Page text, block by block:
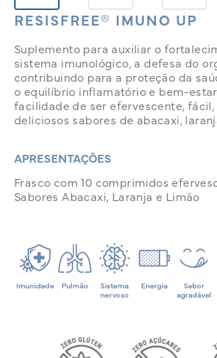
RESISFREE® IMUNO UP
Suplemento para auxiliar o
sistema imunológico, a defesa do
contribuindo para a proteção da
o equilíbrio inflamatório e bem-
facilidade de ser efervescente,
deliciosos sabores de abacaxi,
APRESENTAÇÕES
Frasco com 10 comprimidos
Sabores Abacaxi, Laranja e Limão